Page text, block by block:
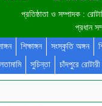
প্রতিষ্ঠাতা ও সম্পাদক :
প্রধান
শিক্ষাঙ্গন সংস্কৃতি অঙ্গন
সুচিন্তা চাঁদপুরে